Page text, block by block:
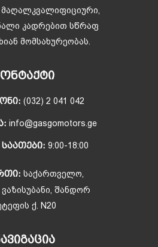
კადრებით სწრაფ
მომსახურეობას.
(032) 2 041 042
info@gasgomotors.ge
9:00-18:00
საქართველო,
შანდორ
ქ. N20